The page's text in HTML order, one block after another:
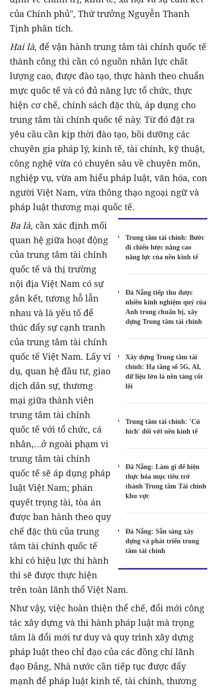
của Chính phủ", Thứ trưởng Nguyễn Thanh
Tịnh phân tích.
Hai là, để vận hành trung tâm tài chính quốc tế
thành công thì cần có nguồn nhân lực chất
lượng cao, được đào tạo, thực hành theo chuẩn
mực quốc tế và có đủ năng lực tổ chức, thực
hiện cơ chế, chính sách đặc thù, áp dụng cho
trung tâm tài chính quốc tế này. Từ đó đặt ra
yêu cầu cần kịp thời đào tạo, bồi dưỡng các
chuyên gia pháp lý, kinh tế, tài chính, kỹ thuật,
công nghệ vừa có chuyên sâu về chuyên môn,
nghiệp vụ, vừa am hiểu pháp luật, văn hóa, con
người Việt Nam, vừa thông thạo ngoại ngữ và
pháp luật thương mại quốc tế.
Trung tâm tài chính: Bước
đi chiến lược nâng cao
năng lực của nền kinh tế
Đà Nẵng tiếp thu được
nhiều kinh nghiệm quý của
Anh trong chuẩn bị, xây
dựng Trung tâm tài chính
Xây dựng Trung tâm tài
chính: Hạ tầng số 5G, AI,
dữ liệu lớn là nền tảng cốt
lõi
Trung tâm tài chính: 'Cú
hích' đối với nền kinh tế
Đà Nẵng: Làm gì để hiện
thực hóa mục tiêu trở
thành Trung tâm Tài chính
khu vực
Đà Nẵng: Sẵn sàng xây
dựng và phát triển trung
tâm tài chính
Ba là, cần xác định mối
quan hệ giữa hoạt động
của trung tâm tài chính
quốc tế và thị trường
nội địa Việt Nam có sự
gắn kết, tương hỗ lẫn
nhau và là yếu tố để
thúc đẩy sự cạnh tranh
của trung tâm tài chính
quốc tế Việt Nam. Lấy ví
dụ, quan hệ đầu tư, giao
dịch dân sự, thương
mại giữa thành viên
trung tâm tài chính
quốc tế với tổ chức, cá
nhân,…ở ngoài phạm vi
trung tâm tài chính
quốc tế sẽ áp dụng pháp
luật Việt Nam; phán
quyết trọng tài, tòa án
được ban hành theo quy
chế đặc thù của trung
tâm tài chính quốc tế
khi có hiệu lực thi hành
thì sẽ được thực hiện
trên toàn lãnh thổ Việt Nam.
Như vậy, việc hoàn thiện thể chế, đổi mới công
tác xây dựng và thi hành pháp luật mà trọng
tâm là đổi mới tư duy và quy trình xây dựng
pháp luật theo chỉ đạo của các đồng chí lãnh
đạo Đảng, Nhà nước cần tiếp tục được đẩy
mạnh để pháp luật kinh tế, tài chính, thương